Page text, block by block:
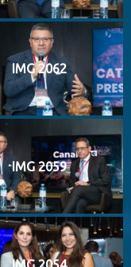
IMG 2062
IMG 2059